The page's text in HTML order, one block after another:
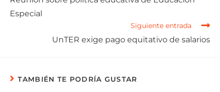
Especial
Siguiente entrada
UnTER exige pago equitativo de salarios
TAMBIÉN TE PODRÍA GUSTAR